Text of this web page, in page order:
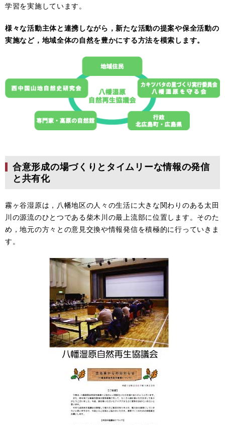
学習を実施しています。
様々な活動主体と連携しながら，新たな活動の提案や保全活動の
実施など，地域全体の自然を豊かにする方法を模索します。
合意形成の場づくりとタイムリーな情報の発信
と共有化
霧ヶ谷湿原は，八幡地区の人々の生活に大きな関わりのある太田
川の源流のひとつである柴木川の最上流部に位置します。そのた
め，地元の方々との意見交換や情報発信を積極的に行っていきま
す。